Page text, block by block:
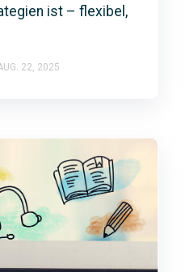
ist – flexibel,
22, 2025